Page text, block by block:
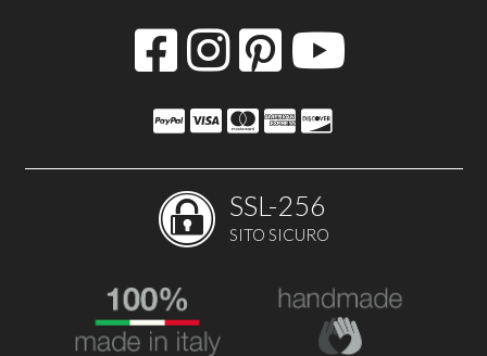
SSL-256
SITO SICURO